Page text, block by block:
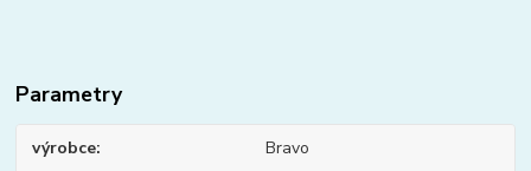
Parametry
výrobce Bravo